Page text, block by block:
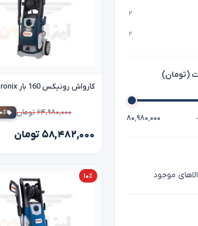
۲
۲
(تومان)
۸۰٬۹۸۰٬۰۰۰
موجود
کارواش رونیکس 160 بار rp-1160 ronix
۶۴,۹۸۰,۰۰۰ تومان ۱۰٪
۵۸,۴۸۲,۰۰۰ تومان
۱۰٪